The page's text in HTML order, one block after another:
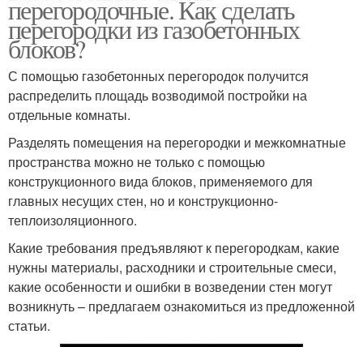
перегородочные. Как сделать
перегородки из газобетонных
блоков?
С помощью газобетонных перегородок получится
распределить площадь возводимой постройки на
отдельные комнаты.
Разделять помещения на перегородки и межкомнатные
пространства можно не только с помощью
конструкционного вида блоков, применяемого для
главных несущих стен, но и конструкционно-
теплоизоляционного.
Какие требования предъявляют к перегородкам, какие
нужны материалы, расходники и строительные смеси,
какие особенности и ошибки в возведении стен могут
возникнуть – предлагаем ознакомиться из предложенной
статьи.